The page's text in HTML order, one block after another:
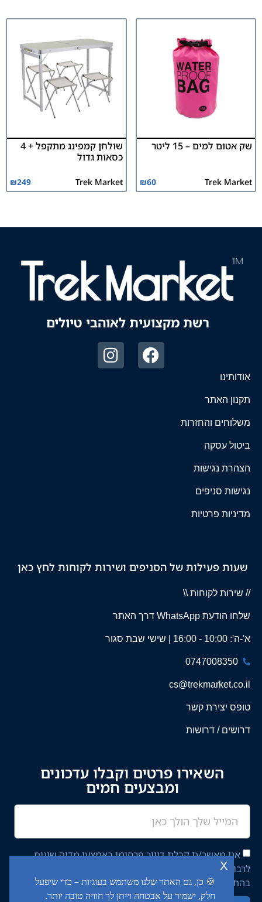
שק אטום למים – 15 ליטר
Trek Market
₪60
שולחן קמפינג מתקפל + 4
כסאות גדול
Trek Market
₪249
🍪 כן, גם האתר שלנו משתמש בעוגיות – כדי שיפעל
חלק, ישמור על אבטחה וייתן לך חוויה טובה יותר.
x
רשת מקצועית לאוהבי טיולים
אודותינו
תקנון האתר
משלוחים והחזרות
ביטול עסקה
הצהרת נגישות
נגישות סניפים
מדיניות פרטיות
שעות פעילות של הסניפים ושירות לקוחות לחץ כאן
// שירות לקוחות \\
שלחו הודעת WhatsApp דרך האתר
א'-ה': 10:00 - 16:00 | שישי שבת סגור
0747008350
cs@trekmarket.co.il
טופס יצירת קשר
דרושים / דרושות
השאירו פרטים וקבלו עדכונים
ומבצעים חמים
אני מאשר/ת קבלת דיוור פרסומי באמצעי מדיה שונים
לרבות מסרון ודוא"ל מחברת יציב איתן השקעות בע"מ,
בהתאם ל־מדיניות הפרטיותבאתר.